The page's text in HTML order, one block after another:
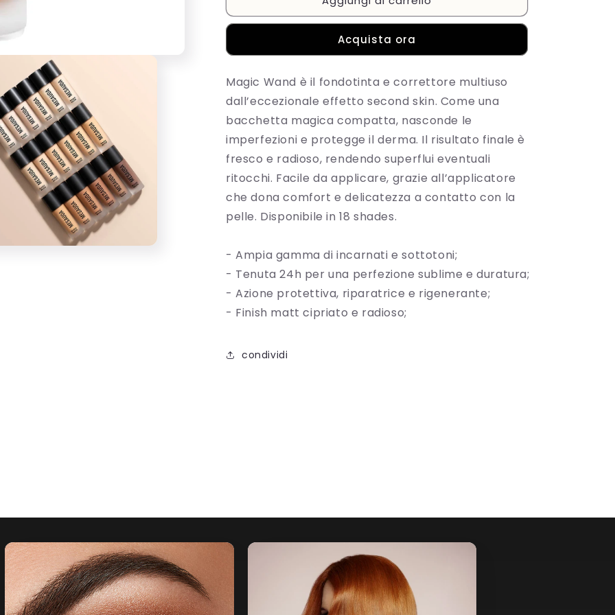
MAGIC
e
Multiuso
W80
MAGIC
Fondotinta
e
Multiuso
W80
Acquista ora
Magic Wand è il fondotinta e correttore multiuso
dall’eccezionale effetto second skin. Come una
bacchetta magica compatta, nasconde le
imperfezioni e protegge il derma. Il risultato finale è
fresco e radioso, rendendo superflui eventuali
ritocchi. Facile da applicare, grazie all’applicatore
che dona comfort e delicatezza a contatto con la
pelle. Disponibile in 18 shades.
- Ampia gamma di incarnati e sottotoni;
- Tenuta 24h per una perfezione sublime e duratura;
- Azione protettiva, riparatrice e rigenerante;
- Finish matt cipriato e radioso;
condividi